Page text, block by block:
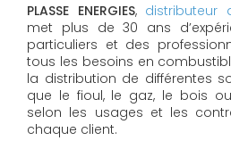
PLASSE ENERGIES, distributeur
met plus de 30 ans
particuliers et des
tous les besoins en
la distribution de différentes
que le fioul, le gaz, le bois
selon les usages et les
chaque client.